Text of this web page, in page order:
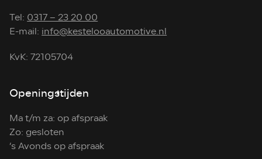
Tel:0317 – 23 20 00
E-mail:info@kestelooautomotive.nl
KvK: 72105704
Openingstijden
Ma t/m za: op afspraak
Zo: gesloten
’s Avonds op afspraak